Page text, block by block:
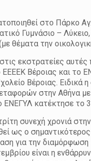
στο Πάρκο
Γυμνάσιο –
θέματα την
εκστρατείες αυτές
Βέροιας και το
Βέροιας.
στην Αθήνα
ΕΝΕΓΥΛ κατέκτησε το 3
συνεχή χρονιά
ως ο
για την
είναι η